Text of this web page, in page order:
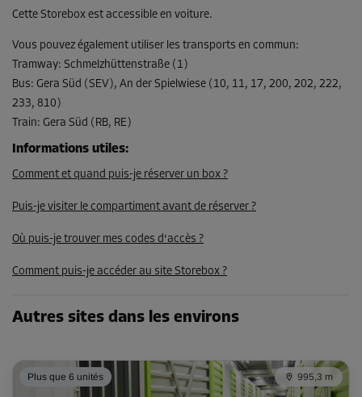
101,99 EUR/mois
Compartiment 29
Surface: 4,3 m²
Volume: 10,3 m³
-15%
Dès
107,00 EUR/mois
90,94 EUR/mois
Cette Storebox est accessible en voiture.
Vous pouvez également utiliser les transports en commun:
Tramway: Schmelzhüttenstraße (1)
Bus: Gera Süd (SEV), An der Spielwiese (10, 11, 17, 200, 202, 222,
233, 810)
Train: Gera Süd (RB, RE)
Informations utiles:
Comment et quand puis-je réserver un box ?
Puis-je visiter le compartiment avant de réserver ?
Où puis-je trouver mes codes d'accès ?
Comment puis-je accéder au site Storebox ?
Autres sites dans les environs
Plus que 6 unités 995,3 m